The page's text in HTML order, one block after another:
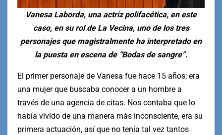
Vanesa Laborda, una actriz polifacética, en este
caso, en su rol de La Vecina, uno de los tres
personajes que magistralmente ha interpretado en
la puesta en escena de “Bodas de sangre”.
El primer personaje de Vanesa fue hace 15 años; era
una mujer que buscaba conocer a un hombre a
través de una agencia de citas. Nos contaba que lo
había vivido de una manera más inconsciente, era su
primera actuación, así que no tenía tal vez tantos